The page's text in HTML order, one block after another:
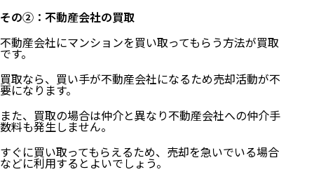
その②：不動産会社の買取
不動産会社にマンションを買い取ってもらう方法が買取
です。
買取なら、買い手が不動産会社になるため売却活動が不
要になります。
また、買取の場合は仲介と異なり不動産会社への仲介手
数料も発生しません。
すぐに買い取ってもらえるため、売却を急いでいる場合
などに利用するとよいでしょう。